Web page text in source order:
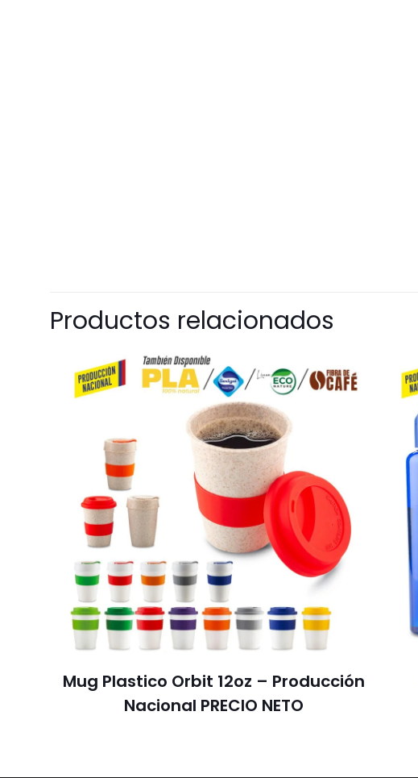
Productos relacionados
Mug Plastico Orbit 12oz – Producción
Nacional PRECIO NETO